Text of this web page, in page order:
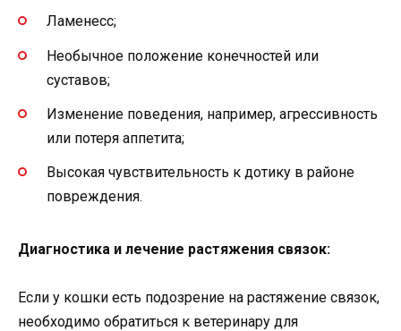
Ламенесс;
Необычное положение конечностей или
суставов;
Изменение поведения, например, агрессивность
или потеря аппетита;
Высокая чувствительность к дотику в районе
повреждения.
Диагностика и лечение растяжения связок:
Если у кошки есть подозрение на растяжение связок,
необходимо обратиться к ветеринару для